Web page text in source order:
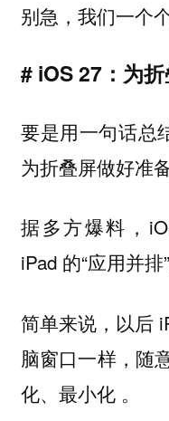
别急，我们一个
# iOS 27：为
要是用一句话总
为折叠屏做好准备
据多方爆料，
iPad 的“应用并排
简单来说，以后
脑窗口一样，随
化、最小化 。